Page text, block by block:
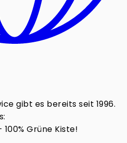
gibt es bereits seit 1996.
100% Grüne Kiste!